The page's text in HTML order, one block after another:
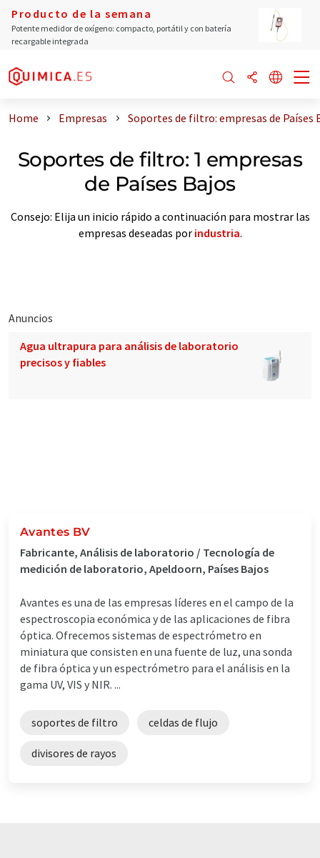
Producto de la semana
Potente medidor de oxígeno: compacto, portátil y con batería
recargable integrada
Home Empresas Soportes de filtro: empresas de Países
Soportes de filtro: 1 empresas
de Países Bajos
Consejo: Elija un inicio rápido a continuación para mostrar las
empresas deseadas por industria.
Anuncios
Agua ultrapura para análisis de laboratorio
precisos y fiables
Avantes BV
Fabricante, Análisis de laboratorio / Tecnología de
medición de laboratorio, Apeldoorn, Países Bajos
Avantes es una de las empresas líderes en el campo de la
espectroscopia económica y de las aplicaciones de fibra
óptica. Ofrecemos sistemas de espectrómetro en
miniatura que consisten en una fuente de luz, una sonda
de fibra óptica y un espectrómetro para el análisis en la
gama UV, VIS y NIR. ...
soportes de filtro celdas de flujo
divisores de rayos